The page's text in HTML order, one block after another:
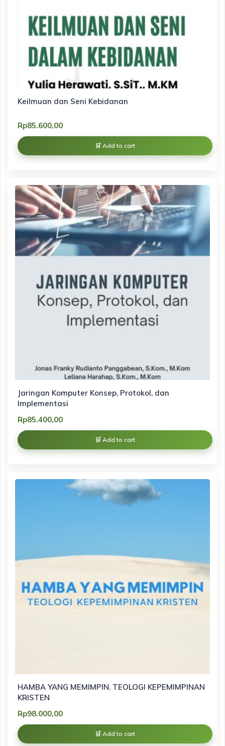
Keilmuan dan Seni Kebidanan
Rp85.600,00
Add to cart
Jaringan Komputer Konsep, Protokol, dan
Implementasi
Rp85.400,00
Add to cart
HAMBA YANG MEMIMPIN. TEOLOGI KEPEMIMPINAN
KRISTEN
Rp98.000,00
Add to cart